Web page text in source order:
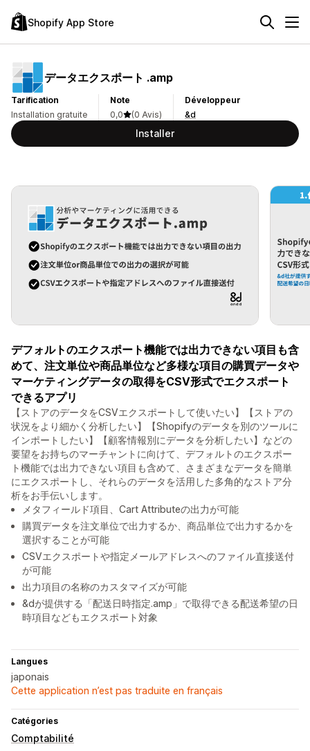
Shopify App Store
データエクスポート .amp
Tarification
Installation gratuite
Note
0,0
(0 Avis)
Développeur
&d
Installer
デフォルトのエクスポート機能では出力できない項目も含
めて、注文単位や商品単位など多様な項目の購買データや
マーケティングデータの取得をCSV形式でエクスポート
できるアプリ
【ストアのデータをCSVエクスポートして使いたい】【ストアの
状況をより細かく分析したい】【Shopifyのデータを別のツールに
インポートしたい】【顧客情報別にデータを分析したい】などの
要望をお持ちのマーチャントに向けて、デフォルトのエクスポー
ト機能では出力できない項目も含めて、さまざまなデータを簡単
にエクスポートし、それらのデータを活用した多角的なストア分
析をお手伝いします。
メタフィールド項目、Cart Attributeの出力が可能
購買データを注文単位で出力するか、商品単位で出力するかを
選択することが可能
CSVエクスポートや指定メールアドレスへのファイル直接送付
が可能
出力項目の名称のカスタマイズが可能
&dが提供する「配送日時指定.amp」で取得できる配送希望の日
時項目などもエクスポート対象
Langues
japonais
Cette application n’est pas traduite en français
Catégories
Comptabilité